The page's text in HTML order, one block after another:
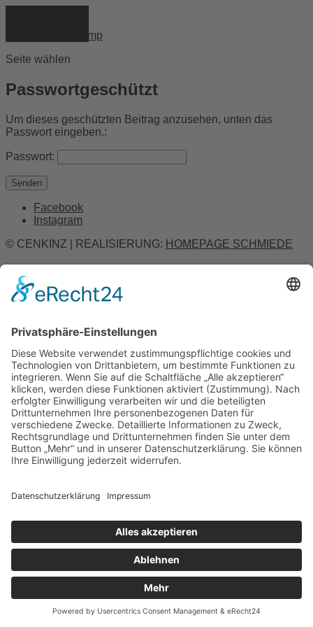
Summercamp
Seite wählen
Passwortgeschützt
Um dieses geschützten Beitrag anzusehen, unten das
Passwort eingeben.:
Passwort:
Senden
Facebook
Instagram
© CENKINZ | REALISIERUNG: HOMEPAGE SCHMIEDE